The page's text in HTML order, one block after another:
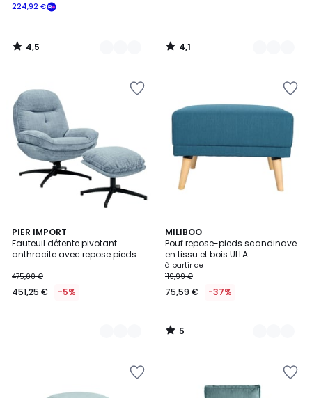
224,92 €
4,5
/
4,1
/
PIER IMPORT
Fauteuil détente pivotant
anthracite avec repose pieds
475,00 €
451,25 € -5%
9
Couleurs
MILIBOO
Pouf repose-pieds scandinave
en tissu et bois ULLA
à partir de
119,99 €
75,59 € -37%
5
/
5
2
Couleurs
5
/